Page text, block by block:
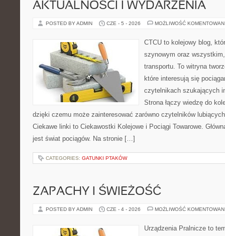
AKTUALNOŚCI I WYDARZENIA
POSTED BY ADMIN CZE - 5 - 2026 MOŻLIWOŚĆ
CTCU to kolejowy blog,
szynowym oraz
transportu. To witryna
które interesują się
czytelnikach szukających
Strona łączy wiedzę do
dzięki czemu może zainteresować zarówno czytelników
Ciekawe linki to Ciekawostki Kolejowe i Pociągi Towarowe.
jest świat pociągów. Na stronie […]
CATEGORIES: GATUNKI PTAKÓW
ZAPACHY I ŚWIEŻOŚĆ
POSTED BY ADMIN CZE - 4 - 2026 MOŻLIWOŚĆ
Urządzenia Pralnicze to